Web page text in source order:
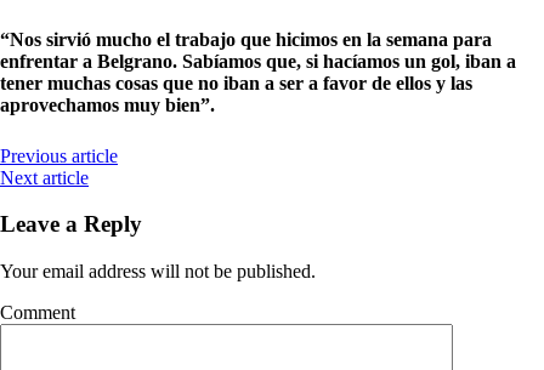
“Nos sirvió mucho el trabajo que hicimos en la semana para
enfrentar a Belgrano. Sabíamos que, si hacíamos un gol, iban a
tener muchas cosas que no iban a ser a favor de ellos y las
aprovechamos muy bien”.
Previous article
Next article
Leave a Reply
Your email address will not be published.
Comment